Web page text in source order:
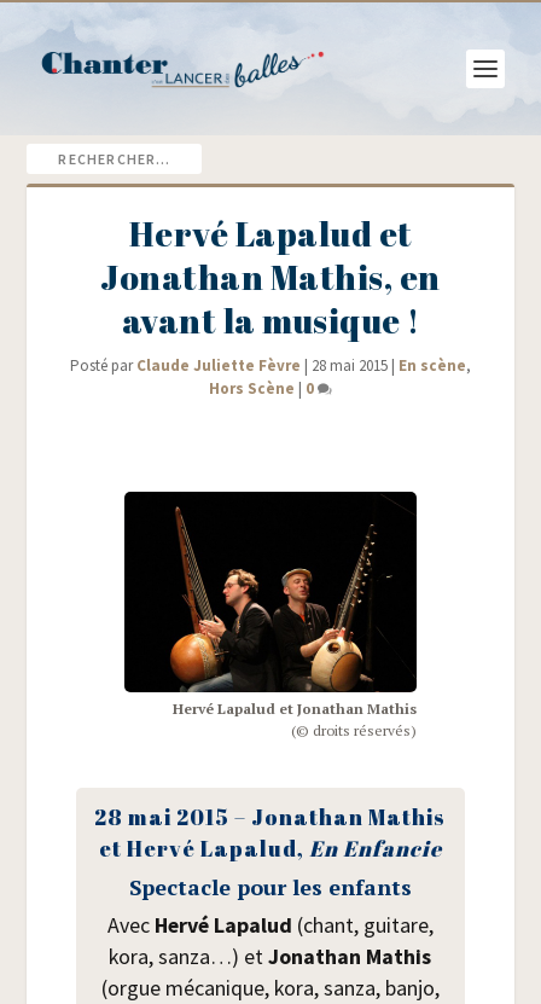
Hervé Lapalud et
Jonathan Mathis, en
avant la musique !
Posté parClaude Juliette Fèvre | 28 mai 2015 | En scène,
Hors Scène | 0
Her­vé Lapa­lud et Jona­than Mathis
(© droits réservés)
28 mai 2015 – Jona­than Mathis
et Her­vé Lapa­lud, En Enfan­cie
Spec­tacle pour les enfants
Avec Her­vé Lapa­lud (chant, gui­tare,
kora, san­za…) etJona­than Mathis
(orgue méca­nique, kora, san­za, ban­jo,